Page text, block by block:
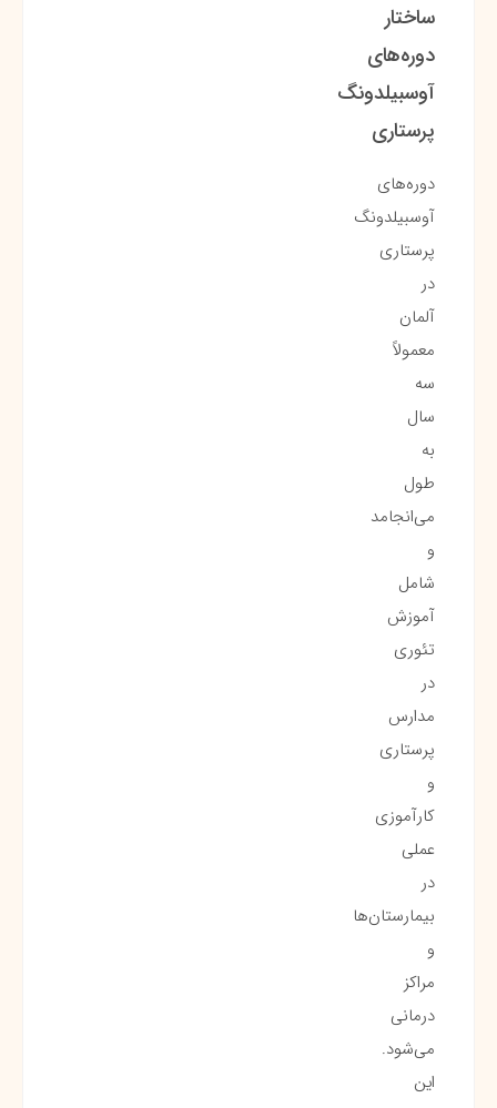
ساختار
دوره‌های
آوسبیلدونگ
پرستاری
دوره‌های
آوسبیلدونگ
پرستاری
در
آلمان
معمولاً
سه
سال
به
طول
می‌انجامد
و
شامل
آموزش
تئوری
در
مدارس
پرستاری
و
کارآموزی
عملی
در
بیمارستان‌ها
و
مراکز
درمانی
می‌شود.
این